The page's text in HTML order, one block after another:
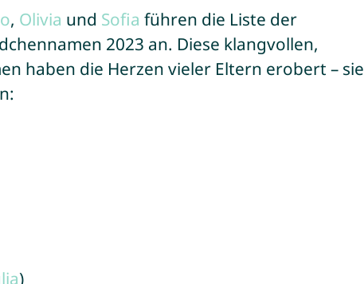
, Olivia und Sofia führen die Liste der
2023 an. Diese klangvollen,
haben die Herzen vieler Eltern erobert – sie
)